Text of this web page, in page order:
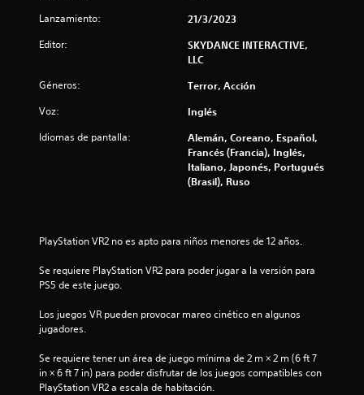
d
i
n
o
e
r
Lanzamiento: 21/3/2023
Editor:
SKYDANCE INTERACTIVE,
LLC
Géneros: Terror, Acción
Voz: Inglés
Idiomas de pantalla:
Alemán, Coreano, Español,
Francés (Francia), Inglés,
Italiano, Japonés, Portugués
(Brasil), Ruso
PlayStation VR2 no es apto para niños menores de 12 años.
Se requiere PlayStation VR2 para poder jugar a la versión para
PS5 de este juego.
Los juegos VR pueden provocar mareo cinético en algunos
jugadores.
Se requiere tener un área de juego mínima de 2 m × 2 m (6 ft 7
in × 6 ft 7 in) para poder disfrutar de los juegos compatibles con
PlayStation VR2 a escala de habitación.